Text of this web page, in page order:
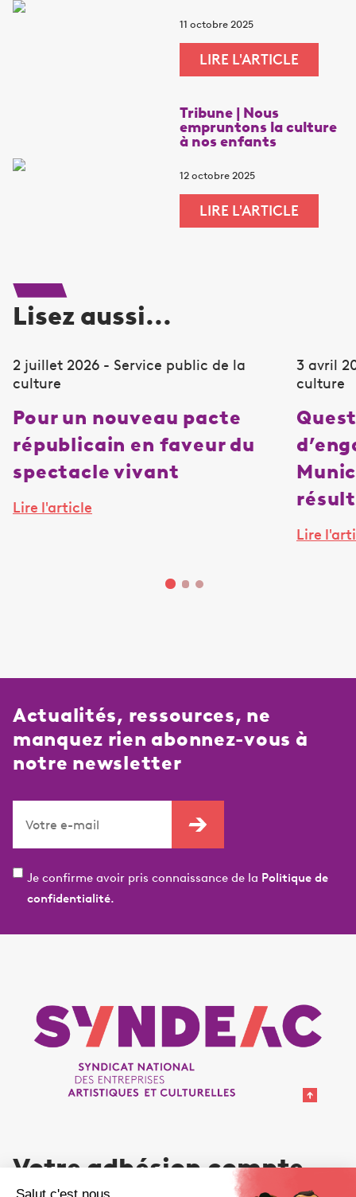
11 octobre 2025
LIRE L'ARTICLE
Tribune | Nous
empruntons la culture
à nos enfants
12 octobre 2025
LIRE L'ARTICLE
Lisez aussi...
2 juillet 2026 - Service public de la
culture
Pour un nouveau pacte
républicain en faveur du
spectacle vivant
Lire l'article
3 avril
culture
Lire
Actualités, ressources, ne
manquez rien abonnez-vous à
notre newsletter
Je confirme avoir pris connaissance de la Politique de
confidentialité.
Votre adhésion compte